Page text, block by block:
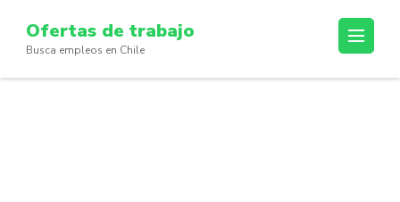
content
(Press
Ofertas de trabajo
Busca empleos en Chile